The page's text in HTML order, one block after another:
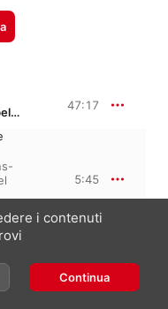
Geschwinde, geschwinde, ihr wirbelnden Winde, BWV 201 · “Veloce, veloce, voi venti vorticosi” 47:17
5:45
1:32
i contenuti
Continua